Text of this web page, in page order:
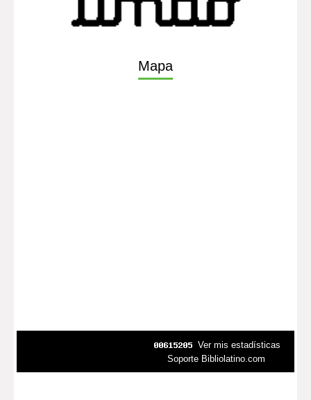
Mapa
Ver mis estadísticas
Soporte Bibliolatino.com